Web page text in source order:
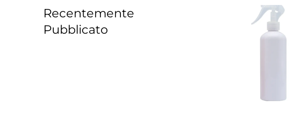
Recentemente
Pubblicato